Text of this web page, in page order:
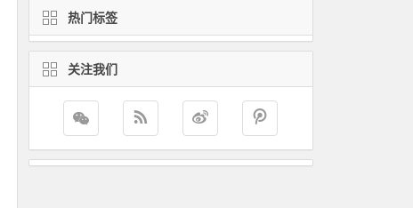
热门标签
关注我们